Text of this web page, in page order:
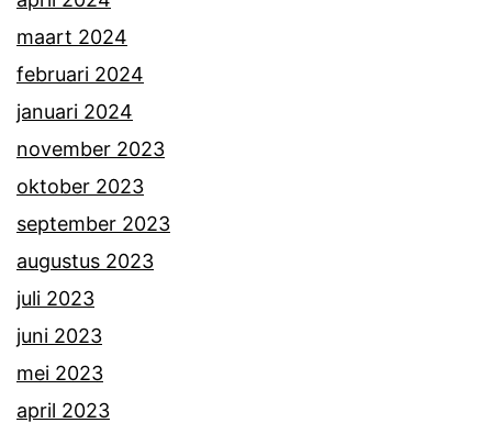
maart 2024
februari 2024
januari 2024
november 2023
oktober 2023
september 2023
augustus 2023
juli 2023
juni 2023
mei 2023
april 2023